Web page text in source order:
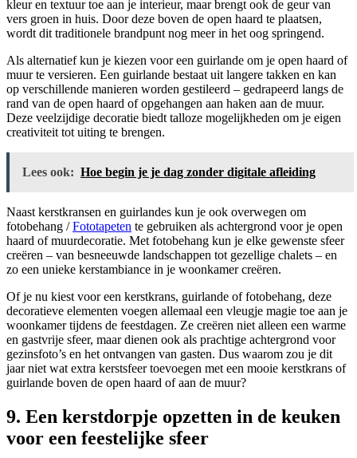
kleur en textuur toe aan je interieur, maar brengt ook de geur van
vers groen in huis. Door deze boven de open haard te plaatsen,
wordt dit traditionele brandpunt nog meer in het oog springend.
Als alternatief kun je kiezen voor een guirlande om je open haard of
muur te versieren. Een guirlande bestaat uit langere takken en kan
op verschillende manieren worden gestileerd – gedrapeerd langs de
rand van de open haard of opgehangen aan haken aan de muur.
Deze veelzijdige decoratie biedt talloze mogelijkheden om je eigen
creativiteit tot uiting te brengen.
Lees ook: Hoe begin je je dag zonder digitale afleiding
Naast kerstkransen en guirlandes kun je ook overwegen om
fotobehang /Fototapeten te gebruiken als achtergrond voor je open
haard of muurdecoratie. Met fotobehang kun je elke gewenste sfeer
creëren – van besneeuwde landschappen tot gezellige chalets – en
zo een unieke kerstambiance in je woonkamer creëren.
Of je nu kiest voor een kerstkrans, guirlande of fotobehang, deze
decoratieve elementen voegen allemaal een vleugje magie toe aan je
woonkamer tijdens de feestdagen. Ze creëren niet alleen een warme
en gastvrije sfeer, maar dienen ook als prachtige achtergrond voor
gezinsfoto’s en het ontvangen van gasten. Dus waarom zou je dit
jaar niet wat extra kerstsfeer toevoegen met een mooie kerstkrans of
guirlande boven de open haard of aan de muur?
9. Een kerstdorpje opzetten in de keuken
voor een feestelijke sfeer